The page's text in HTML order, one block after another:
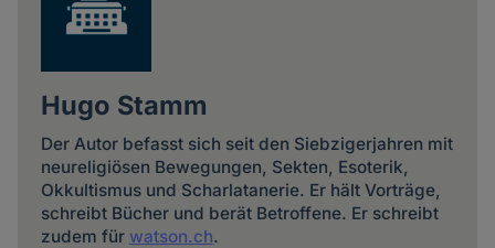
Hugo Stamm
Der Autor befasst sich seit den Siebzigerjahren mit
neureligiösen Bewegungen, Sekten, Esoterik,
Okkultismus und Scharlatanerie. Er hält Vorträge,
schreibt Bücher und berät Betroffene. Er schreibt
zudem für watson.ch.